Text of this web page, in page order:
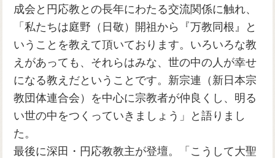
成会と円応教との長年にわたる交流関係に触れ、
「私たちは庭野（日敬）開祖から『万教同根』と
いうことを教えて頂いております。いろいろな教
えがあっても、それらはみな、世の中の人が幸せ
になる教えだということです。新宗連（新日本宗
教団体連合会）を中心に宗教者が仲良くし、明る
い世の中をつくっていきましょう」と語りまし
た。
最後に深田・円応教教主が登壇。「こうして大聖